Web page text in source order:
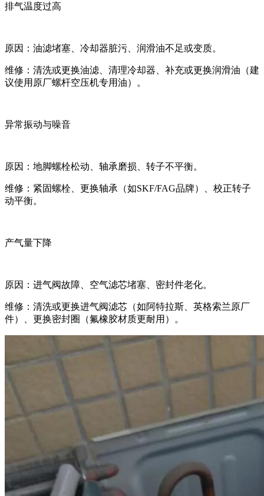
排气温度过高‌
原因‌：油滤堵塞、冷却器脏污、润滑油不足或变质。
维修‌：清洗或更换油滤、清理冷却器、补充或更换润滑油（建
议使用原厂螺杆空压机专用油）。
异常振动与噪音‌
原因‌：地脚螺栓松动、轴承磨损、转子不平衡。
维修‌：紧固螺栓、更换轴承（如SKF/FAG品牌）、校正转子
动平衡。
产气量下降‌
原因‌：进气阀故障、空气滤芯堵塞、密封件老化。
维修‌：清洗或更换进气阀滤芯（如阿特拉斯、英格索兰原厂
件）、更换密封圈（氟橡胶材质更耐用）。